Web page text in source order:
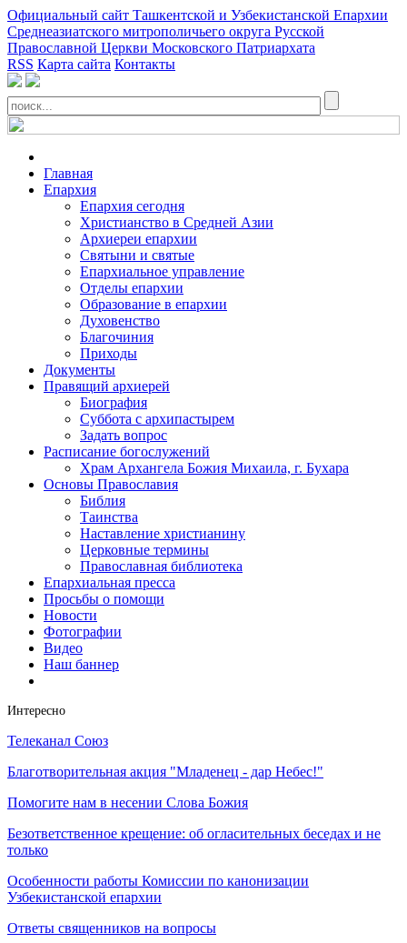
Официальный сайт Ташкентской и Узбекистанской Епархии
Среднеазиатского митрополичьего округа Русской
Православной Церкви Московского Патриархата
RSS Карта сайта Контакты
Главная
Епархия
Епархия сегодня
Христианство в Средней Азии
Архиереи епархии
Святыни и святые
Епархиальное управление
Отделы епархии
Образование в епархии
Духовенство
Благочиния
Приходы
Документы
Правящий архиерей
Биография
Суббота с архипастырем
Задать вопрос
Расписание богослужений
Храм Архангела Божия Михаила, г. Бухара
Основы Православия
Библия
Таинства
Наставление христианину
Церковные термины
Православная библиотека
Епархиальная пресса
Просьбы о помощи
Новости
Фотографии
Видео
Наш баннер
Интересно
Телеканал Союз
Благотворительная акция "Младенец - дар Небес!"
Помогите нам в несении Слова Божия
Безответственное крещение: об огласительных беседах и не
только
Особенности работы Комиссии по канонизации
Узбекистанской епархии
Ответы священников на вопросы